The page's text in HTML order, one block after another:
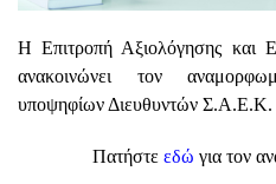
Η Επιτροπή Αξιολόγησης και
ανακοινώνει τον
υποψηφίων Διευθυντών Σ.Α.Ε.Κ.
Πατήστε εδώ για τον